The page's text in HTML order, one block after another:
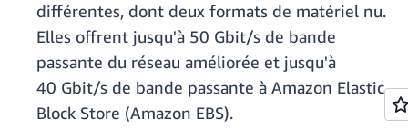
différentes, dont deux formats de matériel nu.
Elles offrent jusqu'à 50 Gbit/s de bande
passante du réseau améliorée et jusqu'à
40 Gbit/s de bande passante à Amazon Elastic
Block Store (Amazon EBS).